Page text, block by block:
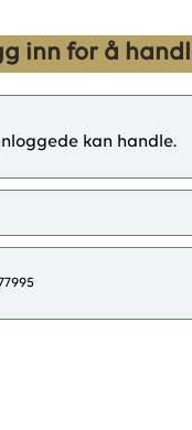
inn for å
kan handle.